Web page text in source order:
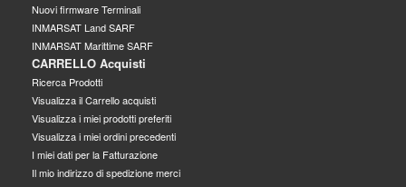
Nuovi firmware Terminali
INMARSAT Land SARF
INMARSAT Marittime SARF
CARRELLO Acquisti
Ricerca Prodotti
Visualizza il Carrello acquisti
Visualizza i miei prodotti preferiti
Visualizza i miei ordini precedenti
I miei dati per la Fatturazione
Il mio indirizzo di spedizione merci